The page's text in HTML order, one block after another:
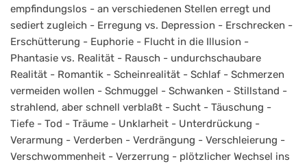
empfindungslos - an verschiedenen Stellen erregt und
sediert zugleich - Erregung vs. Depression - Erschrecken -
Erschütterung - Euphorie - Flucht in die Illusion -
Phantasie vs. Realität - Rausch - undurchschaubare
Realität - Romantik - Scheinrealität - Schlaf - Schmerzen
vermeiden wollen - Schmuggel - Schwanken - Stillstand -
strahlend, aber schnell verblaßt - Sucht - Täuschung -
Tiefe - Tod - Träume - Unklarheit - Unterdrückung -
Verarmung - Verderben - Verdrängung - Verschleierung -
Verschwommenheit - Verzerrung - plötzlicher Wechsel ins